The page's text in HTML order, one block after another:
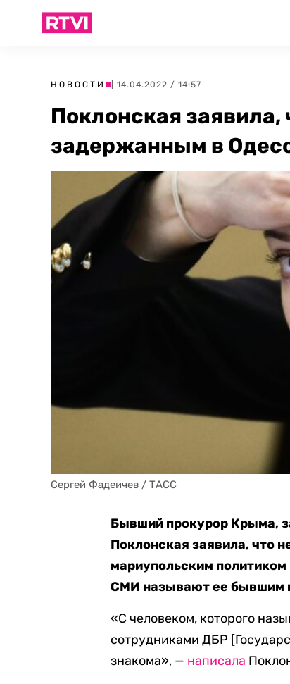
НОВОСТИ | 14.04.2022 / 14:57
Поклонская заявила,
задержанным в
Сергей Фадеичев / ТАСС
Бывший прокурор Крыма,
Поклонская заявила, что
мариупольским
СМИ называют ее бывшим
«С человеком, которого
сотрудниками ДБР
знакома», — написала